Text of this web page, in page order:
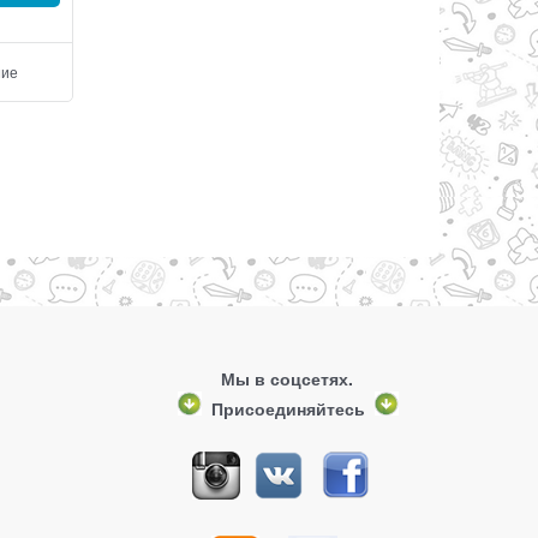
Добавить в
Мы в соцсетях.
Присоединяйтесь